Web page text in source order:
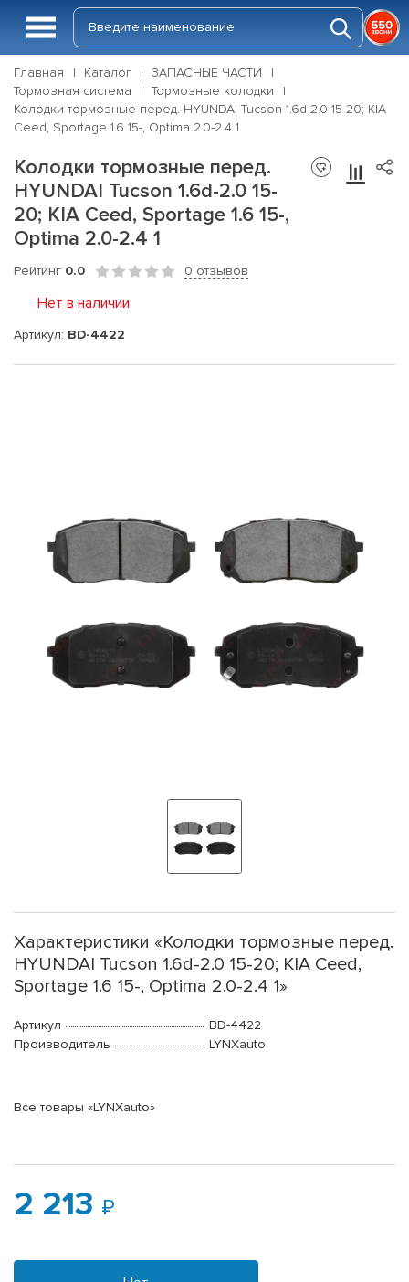
Главная Каталог
ЗАПАСНЫЕ ЧАСТИ
Тормозная система
Тормозные колодки
Колодки тормозные перед. HYUNDAI Tucson 1.6d-2.0 15-20; KIA
Ceed, Sportage 1.6 15-, Optima 2.0-2.4 1
Колодки тормозные перед.
HYUNDAI Tucson 1.6d-2.0 15-
20; KIA Ceed, Sportage 1.6 15-,
Optima 2.0-2.4 1
Рейтинг 0.0 0 отзывов
Нет в наличии
Артикул: BD-4422
Характеристики «Колодки тормозные перед.
HYUNDAI Tucson 1.6d-2.0 15-20; KIA Ceed,
Sportage 1.6 15-, Optima 2.0-2.4 1»
Артикул
BD-4422
Производитель
LYNXauto
Все товары «LYNXauto»
2 213